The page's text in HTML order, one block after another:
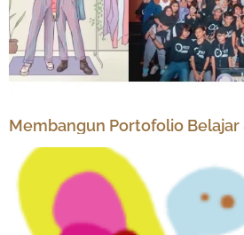
Membangun Portofolio Belajar